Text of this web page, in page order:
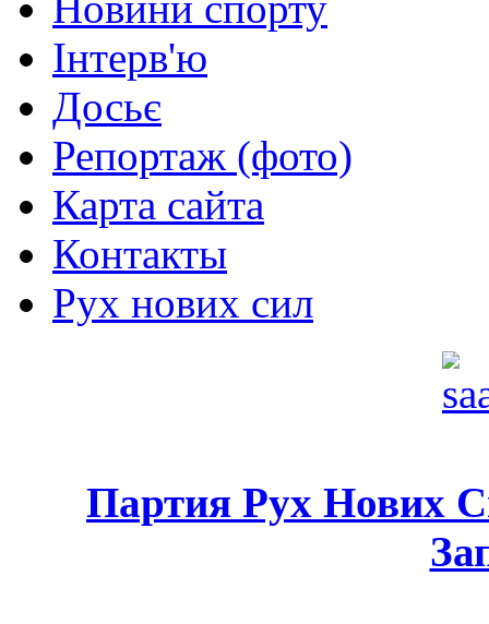
Інтерв'ю
Досьє
Репортаж (фото)
Карта сайта
Контакты
Рух нових сил
Партия Рух Нових